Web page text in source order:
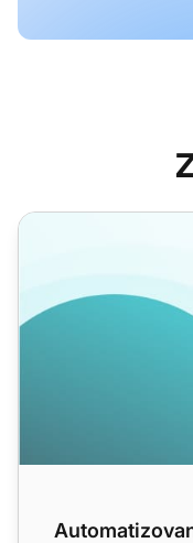
Automatizovaný